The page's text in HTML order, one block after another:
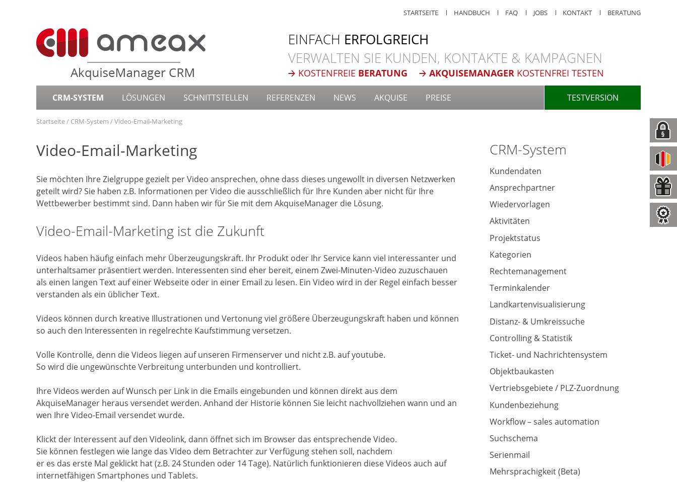
STARTSEITE HANDBUCH FAQ JOBS KONTAKT BERATUNG
EINFACH ERFOLGREICH
VERWALTEN SIE KUNDEN, KONTAKTE & KAMPAGNEN
KOSTENFREIE BERATUNG AKQUISEMANAGER KOSTENFREI TESTEN
CRM-SYSTEM LÖSUNGEN SCHNITTSTELLEN REFERENZEN NEWS AKQUISE PREISE TESTVERSION
Startseite CRM-System Video-Email-Marketing
CRM-System
Kundendaten
Ansprechpartner
Wiedervorlagen
Aktivitäten
Projektstatus
Kategorien
Rechtemanagement
Terminkalender
Landkartenvisualisierung
Distanz- & Umkreissuche
Controlling & Statistik
Ticket- und Nachrichtensystem
Objektbaukasten
Vertriebsgebiete / PLZ-Zuordnung
Kundenbeziehung
Workflow – sales automation
Suchschema
Serienmail
Mehrsprachigkeit (Beta)
Video-Email-Marketing
Sie möchten Ihre Zielgruppe gezielt per Video ansprechen, ohne dass dieses ungewollt in diversen Netzwerken
geteilt wird? Sie haben z.B. Informationen per Video die ausschließlich für Ihre Kunden aber nicht für Ihre
Wettbewerber bestimmt sind. Dann haben wir für Sie mit dem AkquiseManager die Lösung.
Video-Email-Marketing ist die Zukunft
Videos haben häufig einfach mehr Überzeugungskraft. Ihr Produkt oder Ihr Service kann viel interessanter und
unterhaltsamer präsentiert werden. Interessenten sind eher bereit, einem Zwei-Minuten-Video zuzuschauen
als einen langen Text auf einer Webseite oder in einer Email zu lesen. Ein Video wird in der Regel einfach besser
verstanden als ein üblicher Text.
Videos können durch kreative Illustrationen und Vertonung viel größere Überzeugungskraft haben und können
so auch den Interessenten in regelrechte Kaufstimmung versetzen.
Volle Kontrolle, denn die Videos liegen auf unseren Firmenserver und nicht z.B. auf youtube.
So wird die ungewünschte Verbreitung unterbunden und kontrolliert.
Ihre Videos werden auf Wunsch per Link in die Emails eingebunden und können direkt aus dem
AkquiseManager heraus versendet werden. Anhand der Historie können Sie leicht nachvollziehen wann und an
wen Ihre Video-Email versendet wurde.
Klickt der Interessent auf den Videolink, dann öffnet sich im Browser das entsprechende Video.
Sie können festlegen wie lange das Video dem Betrachter zur Verfügung stehen soll, nachdem
er es das erste Mal geklickt hat (z.B. 24 Stunden oder 14 Tage). Natürlich funktionieren diese Videos auch auf
internetfähigen Smartphones und Tablets.